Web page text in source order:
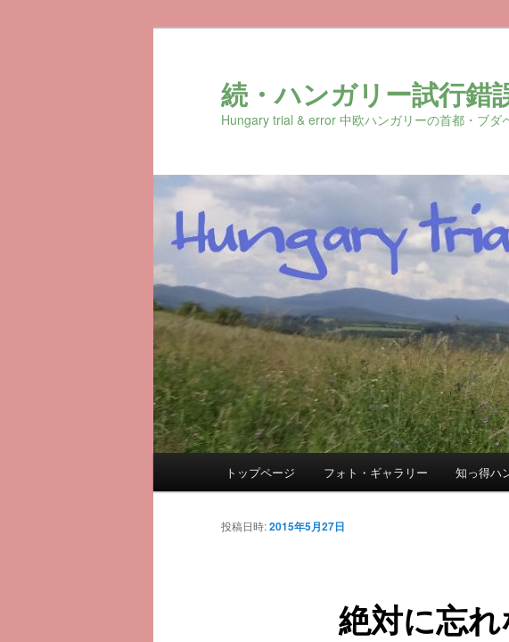
続・ハンガリー試行錯
Hungary trial & error 中欧ハンガリーの首都・ブダ
メ
イ
トップページ フォト・ギャラリー 知っ得ハ
絶対に忘
投稿日時:2015年5月27日